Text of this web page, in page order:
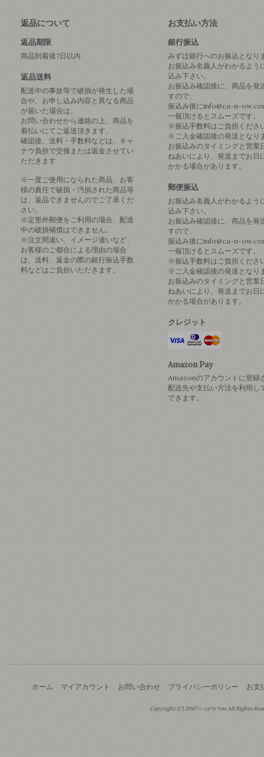
返品について
返品期限
商品到着後7日以内
返品送料
配送中の事故等で破損が発生した場
合や、お申し込み内容と異なる商品
が届いた場合は、
お問い合わせから連絡の上、商品を
着払いにてご返送頂きます。
確認後、送料・手数料などは、キャ
ナウ負担で交換または返金させてい
ただきます
※一度ご使用になられた商品、お客
様の責任で破損・汚損された商品等
は、返品できませんのでご了承くだ
さい。
※定形外郵便をご利用の場合、配送
中の破損補償はできません。
※注文間違い、イメージ違いなど、
お客様のご都合による理由の場合
は、送料、返金の際の銀行振込手数
料などはご負担いただきます。
お支払い方法
銀行振込
みずほ銀行へのお振込となり
お振込み名義人がわかるよう
込み下さい。
お振込み確認後に、商品を発
すので、
振込み後にinfo@ca-n-
一報頂けるとスムーズです。
※振込手数料はご負担くださ
※ご入金確認後の発送となり
お振込みのタイミングと営業
ねあいにより、発送までお日
かかる場合があります。
郵便振込
お振込み名義人がわかるよう
込み下さい。
お振込み確認後に、商品を発
すので、
振込み後にinfo@ca-n-
一報頂けるとスムーズです。
※振込手数料はご負担くださ
※ご入金確認後の発送となり
お振込みのタイミングと営業
ねあいにより、発送までお日
かかる場合があります。
クレジット
Amazon Pay
Amazonのアカウントに登録
配送先や支払い方法を利用し
できます。
ホーム マイアカウント お問い合わせ プライバシーポリシー お支
Copyright (C) 2007～ ca*n*ow All Rights